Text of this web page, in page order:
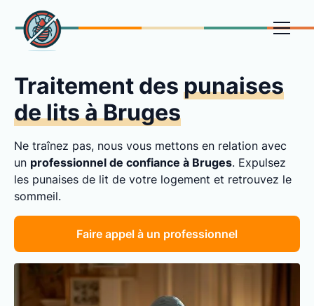
Traitement des punaises
de lits à Bruges
Ne traînez pas, nous vous mettons en relation avec
un professionnel de confiance à Bruges. Expulsez
les punaises de lit de votre logement et retrouvez le
sommeil.
Faire appel à un professionnel